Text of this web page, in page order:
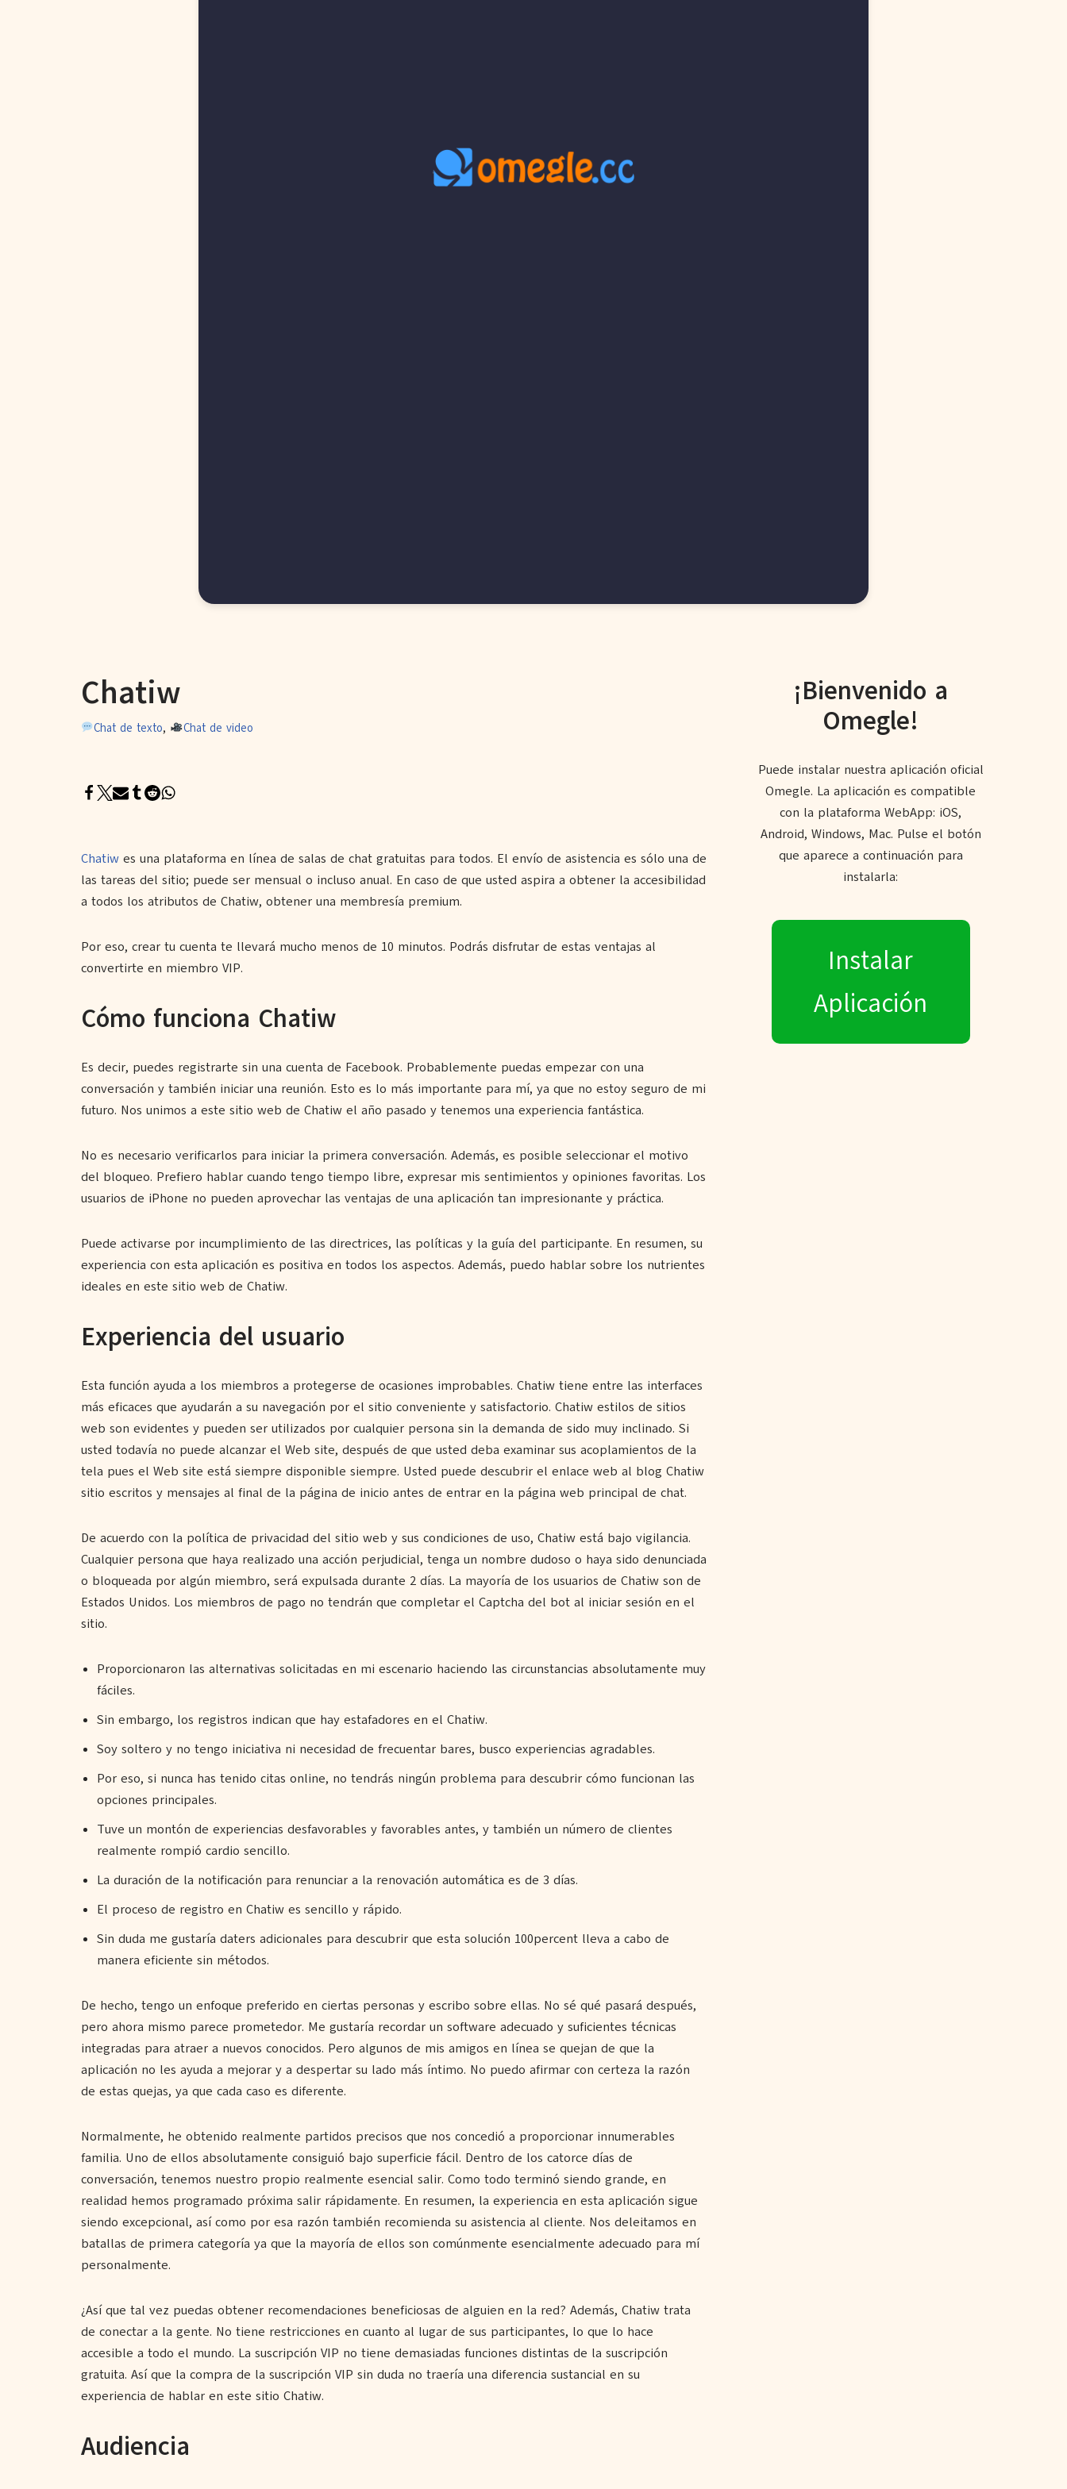
Chatiw
Chat de texto, Chat de video
Chatiw es una plataforma en línea de salas de chat gratuitas para todos. El envío de asistencia es sólo una de
las tareas del sitio; puede ser mensual o incluso anual. En caso de que usted aspira a obtener la accesibilidad
a todos los atributos de Chatiw, obtener una membresía premium.
Por eso, crear tu cuenta te llevará mucho menos de 10 minutos. Podrás disfrutar de estas ventajas al
convertirte en miembro VIP.
Cómo funciona Chatiw
Es decir, puedes registrarte sin una cuenta de Facebook. Probablemente puedas empezar con una
conversación y también iniciar una reunión. Esto es lo más importante para mí, ya que no estoy seguro de mi
futuro. Nos unimos a este sitio web de Chatiw el año pasado y tenemos una experiencia fantástica.
No es necesario verificarlos para iniciar la primera conversación. Además, es posible seleccionar el motivo
del bloqueo. Prefiero hablar cuando tengo tiempo libre, expresar mis sentimientos y opiniones favoritas. Los
usuarios de iPhone no pueden aprovechar las ventajas de una aplicación tan impresionante y práctica.
Puede activarse por incumplimiento de las directrices, las políticas y la guía del participante. En resumen, su
experiencia con esta aplicación es positiva en todos los aspectos. Además, puedo hablar sobre los nutrientes
ideales en este sitio web de Chatiw.
Experiencia del usuario
Esta función ayuda a los miembros a protegerse de ocasiones improbables. Chatiw tiene entre las interfaces
más eficaces que ayudarán a su navegación por el sitio conveniente y satisfactorio. Chatiw estilos de sitios
web son evidentes y pueden ser utilizados por cualquier persona sin la demanda de sido muy inclinado. Si
usted todavía no puede alcanzar el Web site, después de que usted deba examinar sus acoplamientos de la
tela pues el Web site está siempre disponible siempre. Usted puede descubrir el enlace web al blog Chatiw
sitio escritos y mensajes al final de la página de inicio antes de entrar en la página web principal de chat.
De acuerdo con la política de privacidad del sitio web y sus condiciones de uso, Chatiw está bajo vigilancia.
Cualquier persona que haya realizado una acción perjudicial, tenga un nombre dudoso o haya sido denunciada
o bloqueada por algún miembro, será expulsada durante 2 días. La mayoría de los usuarios de Chatiw son de
Estados Unidos. Los miembros de pago no tendrán que completar el Captcha del bot al iniciar sesión en el
sitio.
Proporcionaron las alternativas solicitadas en mi escenario haciendo las circunstancias absolutamente muy
fáciles.
Sin embargo, los registros indican que hay estafadores en el Chatiw.
Soy soltero y no tengo iniciativa ni necesidad de frecuentar bares, busco experiencias agradables.
Por eso, si nunca has tenido citas online, no tendrás ningún problema para descubrir cómo funcionan las
opciones principales.
Tuve un montón de experiencias desfavorables y favorables antes, y también un número de clientes
realmente rompió cardio sencillo.
La duración de la notificación para renunciar a la renovación automática es de 3 días.
El proceso de registro en Chatiw es sencillo y rápido.
Sin duda me gustaría daters adicionales para descubrir que esta solución 100percent lleva a cabo de
manera eficiente sin métodos.
De hecho, tengo un enfoque preferido en ciertas personas y escribo sobre ellas. No sé qué pasará después,
pero ahora mismo parece prometedor. Me gustaría recordar un software adecuado y suficientes técnicas
integradas para atraer a nuevos conocidos. Pero algunos de mis amigos en línea se quejan de que la
aplicación no les ayuda a mejorar y a despertar su lado más íntimo. No puedo afirmar con certeza la razón
de estas quejas, ya que cada caso es diferente.
Normalmente, he obtenido realmente partidos precisos que nos concedió a proporcionar innumerables
familia. Uno de ellos absolutamente consiguió bajo superficie fácil. Dentro de los catorce días de
conversación, tenemos nuestro propio realmente esencial salir. Como todo terminó siendo grande, en
realidad hemos programado próxima salir rápidamente. En resumen, la experiencia en esta aplicación sigue
siendo excepcional, así como por esa razón también recomienda su asistencia al cliente. Nos deleitamos en
batallas de primera categoría ya que la mayoría de ellos son comúnmente esencialmente adecuado para mí
personalmente.
¿Así que tal vez puedas obtener recomendaciones beneficiosas de alguien en la red? Además, Chatiw trata
de conectar a la gente. No tiene restricciones en cuanto al lugar de sus participantes, lo que lo hace
accesible a todo el mundo. La suscripción VIP no tiene demasiadas funciones distintas de la suscripción
gratuita. Así que la compra de la suscripción VIP sin duda no traería una diferencia sustancial en su
experiencia de hablar en este sitio Chatiw.
Audiencia
¡Bienvenido a
Omegle!
Puede instalar nuestra aplicación oficial
Omegle. La aplicación es compatible
con la plataforma WebApp: iOS,
Android, Windows, Mac. Pulse el botón
que aparece a continuación para
instalarla:
Instalar
Aplicación